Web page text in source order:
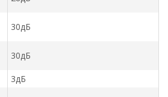
30дБ
30дБ
3дБ